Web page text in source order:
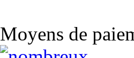
Moyens de